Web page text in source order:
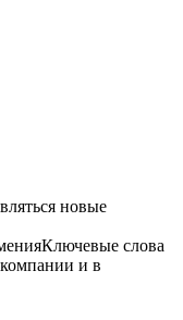
новые
Ключевые слова
и в